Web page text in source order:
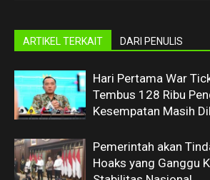
ARTIKEL TERKAIT DARI PENULIS
Hari Pertama War
Tembus 128 Ribu
Kesempatan Masih
Pemerintah akan
Hoaks yang Ganggu